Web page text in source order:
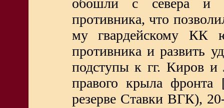
обошли с севера и
противника, что
му гвардейскому КК
противника и развить
подступы к гг. Киров и
правого крыла
резерве Ставки ВГК),